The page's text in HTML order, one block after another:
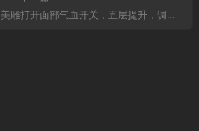
血开关，五层提升，调整太阳穴凹陷，旺夫妻宫，旺桃花运